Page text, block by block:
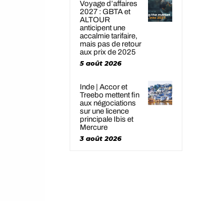
Voyage d’affaires
2027 : GBTA et
ALTOUR
anticipent une
accalmie tarifaire,
mais pas de retour
aux prix de 2025
5 août 2026
Inde | Accor et
Treebo mettent fin
aux négociations
sur une licence
principale Ibis et
Mercure
3 août 2026